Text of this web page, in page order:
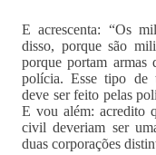
E acrescenta: “Os
disso, porque são
porque portam armas
polícia. Esse tipo de
deve ser feito pelas
E vou além: acredito
civil deveriam ser
duas corporações